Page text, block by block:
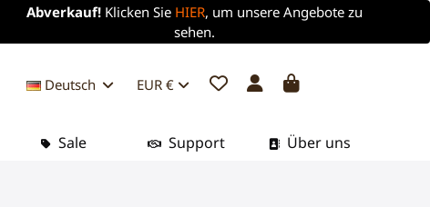
Abverkauf!Klicken Sie HIER, um unsere Angebote zu
sehen.
EUR €
Deutsch
Sale Über uns
Support